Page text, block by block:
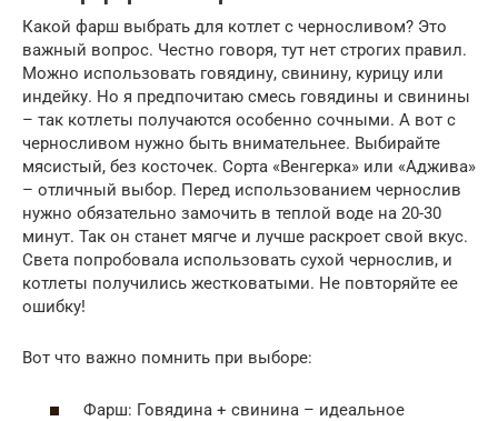
Какой фарш выбрать для котлет с черносливом? Это
важный вопрос. Честно говоря, тут нет строгих правил.
Можно использовать говядину, свинину, курицу или
индейку. Но я предпочитаю смесь говядины и свинины
– так котлеты получаются особенно сочными. А вот с
черносливом нужно быть внимательнее. Выбирайте
мясистый, без косточек. Сорта «Венгерка» или «Аджива»
– отличный выбор. Перед использованием чернослив
нужно обязательно замочить в теплой воде на 20-30
минут. Так он станет мягче и лучше раскроет свой вкус.
Света попробовала использовать сухой чернослив, и
котлеты получились жестковатыми. Не повторяйте ее
ошибку!
Вот что важно помнить при выборе:
Фарш: Говядина + свинина – идеальное